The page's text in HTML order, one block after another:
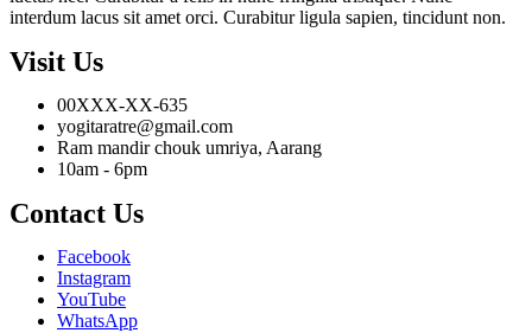
interdum lacus sit amet orci. Curabitur ligula sapien, tincidunt non.
Visit Us
00XXX-XX-635
yogitaratre@gmail.com
Ram mandir chouk umriya, Aarang
10am - 6pm
Contact Us
Facebook
Instagram
YouTube
WhatsApp